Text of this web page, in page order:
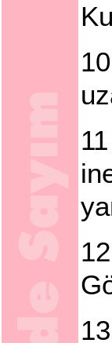
10
11
12
13